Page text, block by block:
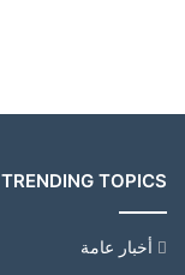
TRENDING TOPICS
أخبار عامة